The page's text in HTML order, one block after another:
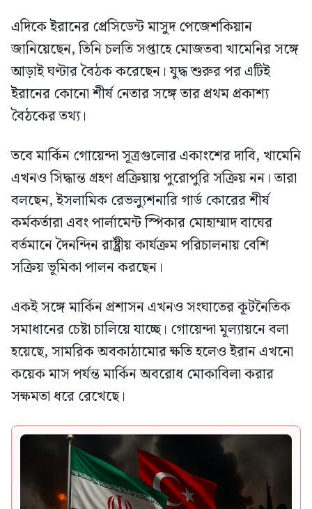
এদিকে ইরানের প্রেসিডেন্ট মাসুদ পেজেশকিয়ান
জানিয়েছেন, তিনি চলতি সপ্তাহে মোজতবা খামেনির সঙ্গে
আড়াই ঘণ্টার বৈঠক করেছেন। যুদ্ধ শুরুর পর এটিই
ইরানের কোনো শীর্ষ নেতার সঙ্গে তার প্রথম প্রকাশ্য
বৈঠকের তথ্য।
তবে মার্কিন গোয়েন্দা সূত্রগুলোর একাংশের দাবি, খামেনি
এখনও সিদ্ধান্ত গ্রহণ প্রক্রিয়ায় পুরোপুরি সক্রিয় নন। তারা
বলছেন, ইসলামিক রেভল্যুশনারি গার্ড কোরের শীর্ষ
কর্মকর্তারা এবং পার্লামেন্ট স্পিকার মোহাম্মাদ বাঘের
বর্তমানে দৈনন্দিন রাষ্ট্রীয় কার্যক্রম পরিচালনায় বেশি
সক্রিয় ভূমিকা পালন করছেন।
একই সঙ্গে মার্কিন প্রশাসন এখনও সংঘাতের কূটনৈতিক
সমাধানের চেষ্টা চালিয়ে যাচ্ছে। গোয়েন্দা মূল্যায়নে বলা
হয়েছে, সামরিক অবকাঠামোর ক্ষতি হলেও ইরান এখনো
কয়েক মাস পর্যন্ত মার্কিন অবরোধ মোকাবিলা করার
সক্ষমতা ধরে রেখেছে।